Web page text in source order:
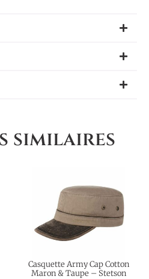
similaires
Casquette Army Cap Cotton
Maron & Taupe – Stetson